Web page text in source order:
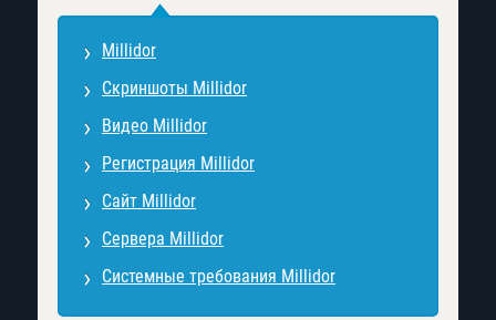
Millidor
Скриншоты Millidor
Видео Millidor
Регистрация Millidor
Сайт Millidor
Сервера Millidor
Системные требования Millidor